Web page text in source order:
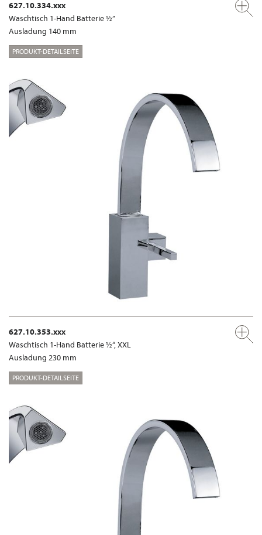
627.10.334.xxx
Waschtisch 1-Hand Batterie ½”
Ausladung 140 mm
PRODUKT-DETAILSEITE
627.10.353.xxx
Waschtisch 1-Hand Batterie ½“, XXL
Ausladung 230 mm
PRODUKT-DETAILSEITE